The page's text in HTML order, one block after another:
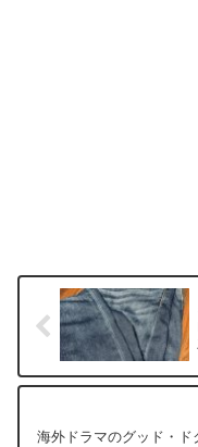
海外ドラマのグッド・ド